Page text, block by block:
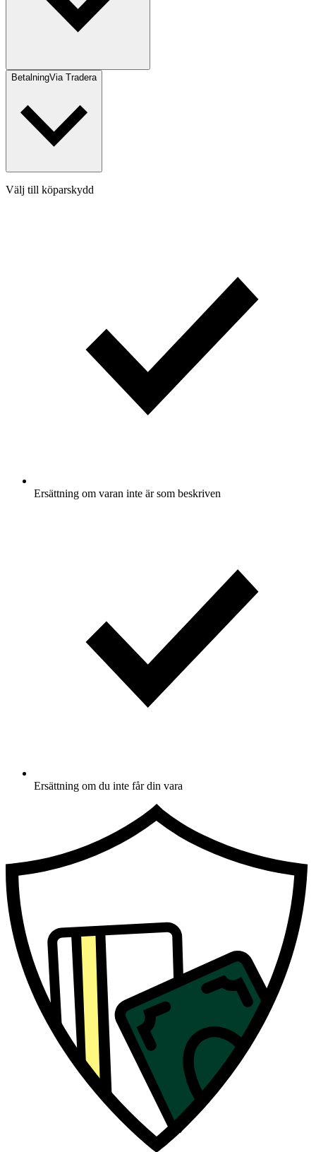
BetalningVia Tradera
Välj till köparskydd
Ersättning om varan inte är som beskriven
Ersättning om du inte får din vara